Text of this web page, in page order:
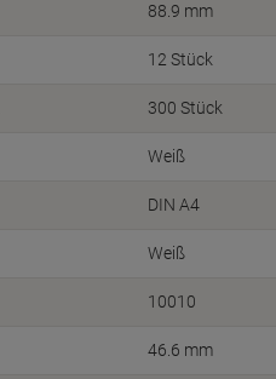
88.9 mm
12 Stück
300 Stück
Weiß
DIN A4
Weiß
10010
46.6 mm